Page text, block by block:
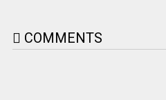
COMMENTS